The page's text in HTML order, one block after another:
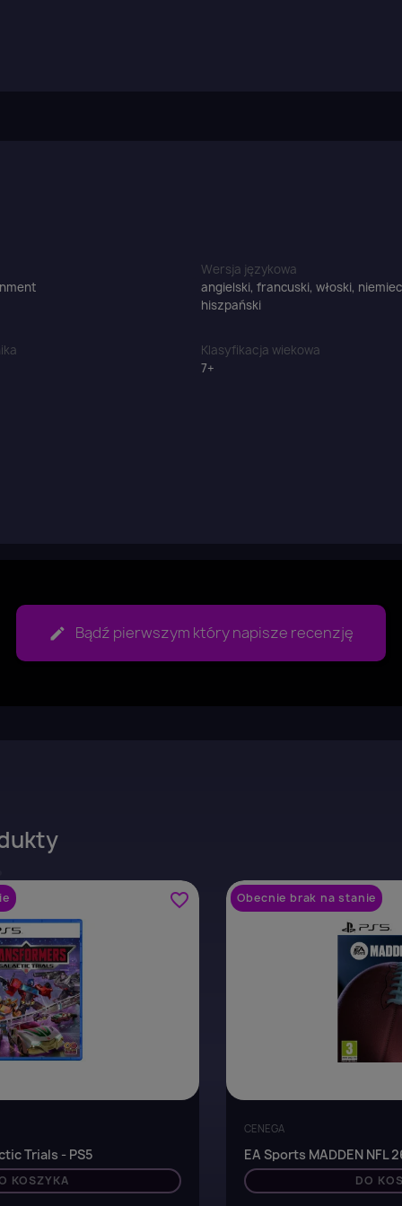
Wersja językowa
angielski, francuski, włoski,
hiszpański
Klasyfikacja wiekowa
7+
Bądź pierwszym który napisze recenzję
favorite_border
Trials - PS5
KOSZYKA
Obecnie brak na stanie
CENEGA
EA Sports MADDEN NFL
DO